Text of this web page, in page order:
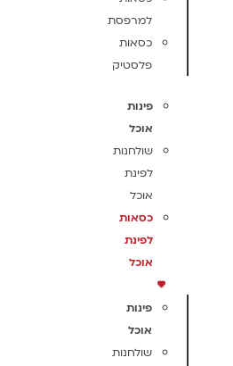
למרפסת
כסאות
פלסטיק
פינות
אוכל
שולחנות
לפינת
אוכל
כסאות
לפינת
אוכל
פינות
אוכל
שולחנות